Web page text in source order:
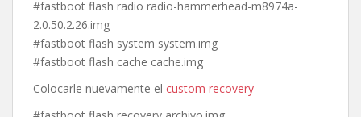
#fastboot flash radio radio-hammerhead-m8974a-
2.0.50.2.26.img
#fastboot flash system system.img
#fastboot flash cache cache.img
Colocarle nuevamente el custom recovery